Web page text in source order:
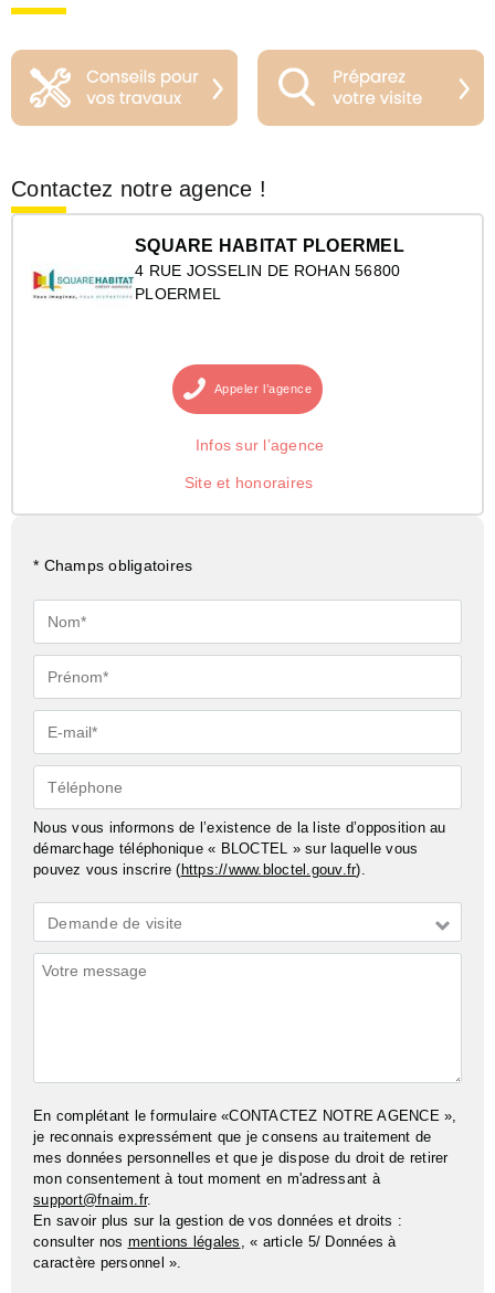
Contactez notre agence !
SQUARE HABITAT PLOERMEL
4 RUE JOSSELIN DE ROHAN 56800
PLOERMEL
Appeler l’agence
Infos sur l’agence
Site et honoraires
* Champs obligatoires
Nom*
Prénom*
E-
mail*
Téléphone
Nous vous informons de l’existence de la liste d’opposition au
démarchage téléphonique « BLOCTEL » sur laquelle vous
pouvez vous inscrire (https://www.bloctel.gouv.fr).
Demande
*
Demande de visite
Commentaires
En complétant le formulaire «CONTACTEZ NOTRE AGENCE »,
je reconnais expressément que je consens au traitement de
mes données personnelles et que je dispose du droit de retirer
mon consentement à tout moment en m'adressant à
support@fnaim.fr.
En savoir plus sur la gestion de vos données et droits :
consulter nos mentions légales , « article 5/ Données à
caractère personnel ».